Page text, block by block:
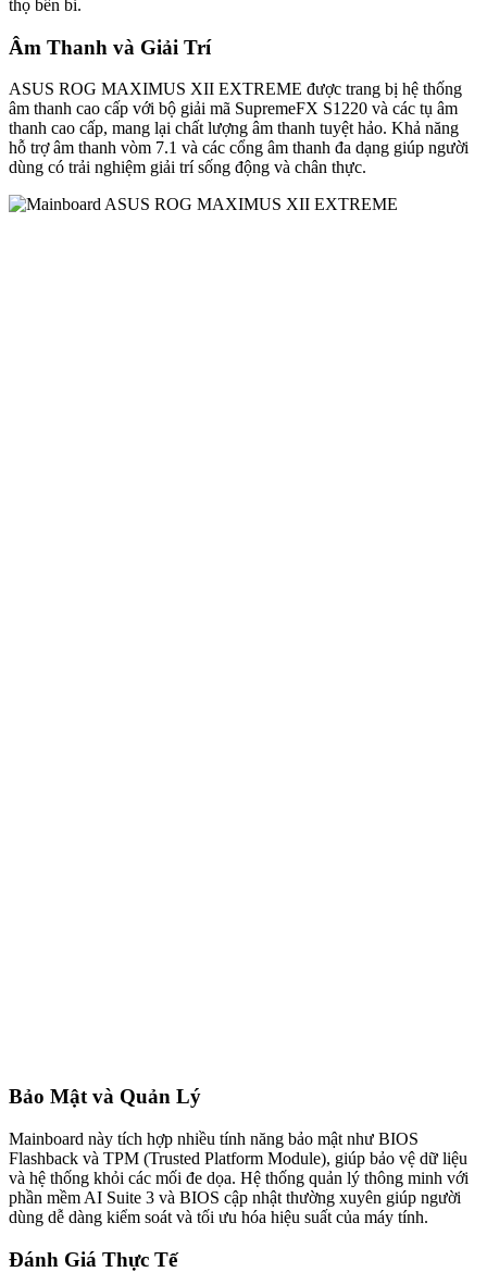
thọ bền bỉ.
Âm Thanh và Giải Trí
ASUS ROG MAXIMUS XII EXTREME được trang bị hệ thống
âm thanh cao cấp với bộ giải mã SupremeFX S1220 và các tụ âm
thanh cao cấp, mang lại chất lượng âm thanh tuyệt hảo. Khả năng
hỗ trợ âm thanh vòm 7.1 và các cổng âm thanh đa dạng giúp người
dùng có trải nghiệm giải trí sống động và chân thực.
Bảo Mật và Quản Lý
Mainboard này tích hợp nhiều tính năng bảo mật như BIOS
Flashback và TPM (Trusted Platform Module), giúp bảo vệ dữ liệu
và hệ thống khỏi các mối đe dọa. Hệ thống quản lý thông minh với
phần mềm AI Suite 3 và BIOS cập nhật thường xuyên giúp người
dùng dễ dàng kiểm soát và tối ưu hóa hiệu suất của máy tính.
Đánh Giá Thực Tế